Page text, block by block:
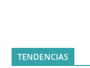
TENDENCIAS